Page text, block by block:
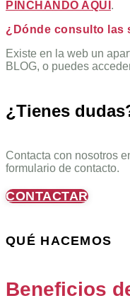
PINCHANDO AQUÍ .
¿Dónde consulto las
Existe en la web un
BLOG, o puedes
¿Tienes
Contacta con nosotros
formulario de contacto.
CONTACTAR
QUÉ HACEMOS
Beneficios